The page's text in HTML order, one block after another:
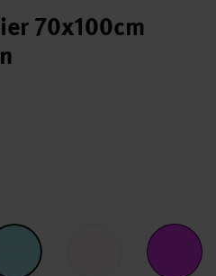
70x100cm